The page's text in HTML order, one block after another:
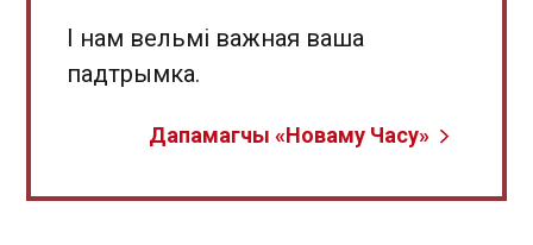
І нам вельмі важная ваша
падтрымка.
Дапамагчы «Новаму Часу»